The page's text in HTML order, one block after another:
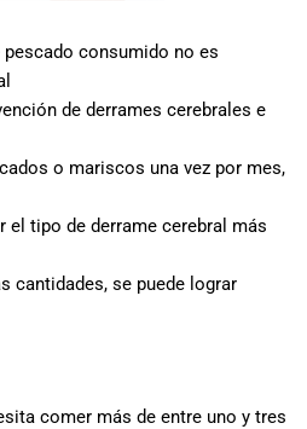
consumido no es
de derrames cerebrales e
o mariscos una vez por mes,
tipo de derrame cerebral más
cantidades, se puede lograr
comer más de entre uno y tres